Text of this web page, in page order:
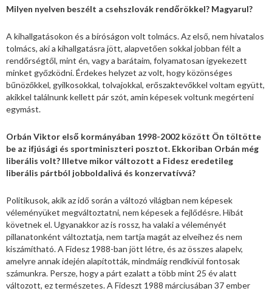
Milyen nyelven beszélt a csehszlovák rendőrökkel? Magyarul?
A kihallgatásokon és a bíróságon volt tolmács. Az első, nem hivatalos
tolmács, aki a kihallgatásra jött, alapvetően sokkal jobban félt a
rendőrségtől, mint én, vagy a barátaim, folyamatosan igyekezett
minket győzködni. Érdekes helyzet az volt, hogy közönséges
bűnözőkkel, gyilkosokkal, tolvajokkal, erőszaktevőkkel voltam együtt,
akikkel találnunk kellett pár szót, amin képesek voltunk megérteni
egymást.
Orbán Viktor első kormányában 1998-2002 között Ön töltötte
be az ifjúsági és sportminiszteri posztot. Ekkoriban Orbán még
liberális volt? Illetve mikor változott a Fidesz eredetileg
liberális pártból jobboldalivá és konzervatívvá?
Politikusok, akik az idő során a változó világban nem képesek
véleményüket megváltoztatni, nem képesek a fejlődésre. Hibát
követnek el. Ugyanakkor az is rossz, ha valaki a véleményét
pillanatonként változtatja, nem tartja magát az elveihez és nem
kiszámítható. A Fidesz 1988-ban jött létre, és az összes alapelv,
amelyre annak idején alapították, mindmáig rendkívül fontosak
számunkra. Persze, hogy a párt ezalatt a több mint 25 év alatt
változott, ez természetes. A Fideszt 1988 márciusában 37 ember